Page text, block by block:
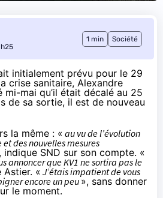
1 min Société
initialement prévu pour le 29
crise sanitaire, Alexandre
mi-mai qu’il était décalé au 25
de sa sortie, il est de nouveau
la même : « au vu de l’évolution
des nouvelles mesures
indique SND sur son compte. «
annoncer que KV1 ne sortira pas le
Astier. « J’étais impatient de vous
encore un peu », sans donner
le moment.